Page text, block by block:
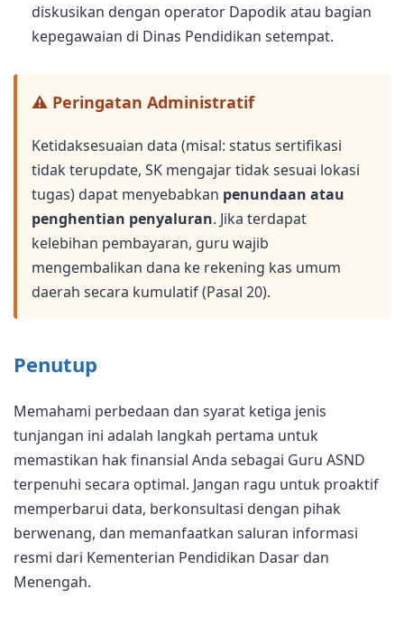
diskusikan dengan operator Dapodik atau bagian
kepegawaian di Dinas Pendidikan setempat.
⚠️ Peringatan Administratif
Ketidaksesuaian data (misal: status sertifikasi
tidak terupdate, SK mengajar tidak sesuai lokasi
tugas) dapat menyebabkan penundaan atau
penghentian penyaluran. Jika terdapat
kelebihan pembayaran, guru wajib
mengembalikan dana ke rekening kas umum
daerah secara kumulatif (Pasal 20).
Penutup
Memahami perbedaan dan syarat ketiga jenis
tunjangan ini adalah langkah pertama untuk
memastikan hak finansial Anda sebagai Guru ASND
terpenuhi secara optimal. Jangan ragu untuk proaktif
memperbarui data, berkonsultasi dengan pihak
berwenang, dan memanfaatkan saluran informasi
resmi dari Kementerian Pendidikan Dasar dan
Menengah.